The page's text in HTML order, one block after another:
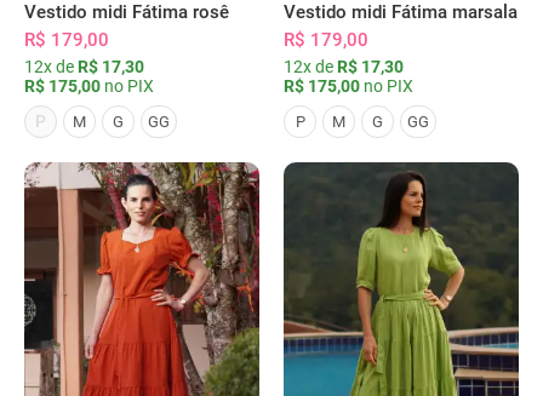
Vestido midi Fátima rosê
R$ 179,00
12x de R$ 17,30
R$ 175,00 no PIX
P
M G GG
Vestido midi Fátima marsala
R$ 179,00
12x de R$ 17,30
R$ 175,00 no PIX
P M G GG